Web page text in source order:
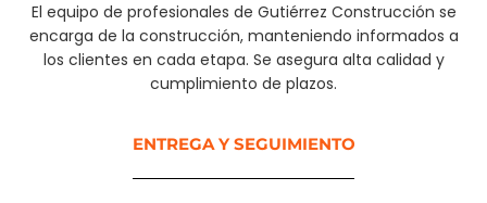
El equipo de profesionales de Gutiérrez Construcción se
encarga de la construcción, manteniendo informados a
los clientes en cada etapa. Se asegura alta calidad y
cumplimiento de plazos.
ENTREGA Y SEGUIMIENTO